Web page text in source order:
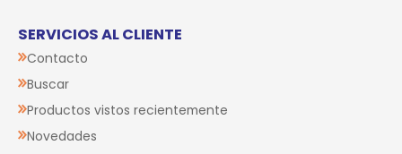
SERVICIOS AL CLIENTE
Contacto
Buscar
Productos vistos recientemente
Novedades